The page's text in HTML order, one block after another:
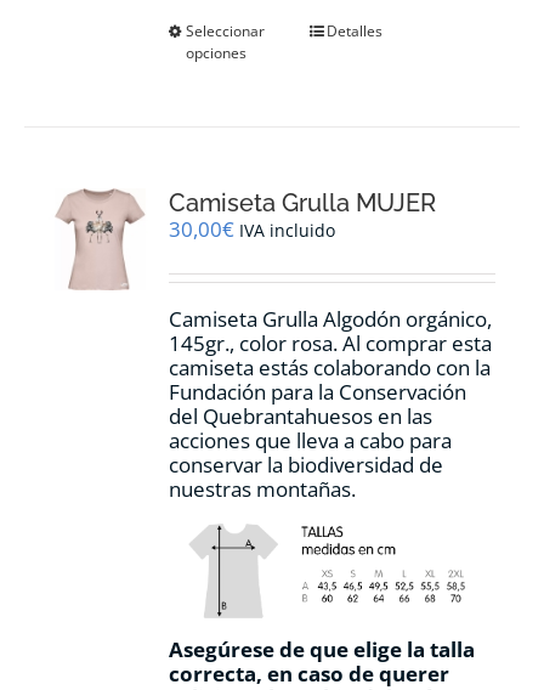
Seleccionar
opciones
Este
se
pueden
en
página
de
producto
Detalles
Camiseta Grulla MUJER
30,00€ IVA incluido
Camiseta Grulla Algodón orgánico,
145gr., color rosa. Al comprar esta
camiseta estás colaborando con la
Fundación para la Conservación
del Quebrantahuesos en las
acciones que lleva a cabo para
conservar la biodiversidad de
nuestras montañas.
Asegúrese de que elige la talla
correcta, en caso de querer